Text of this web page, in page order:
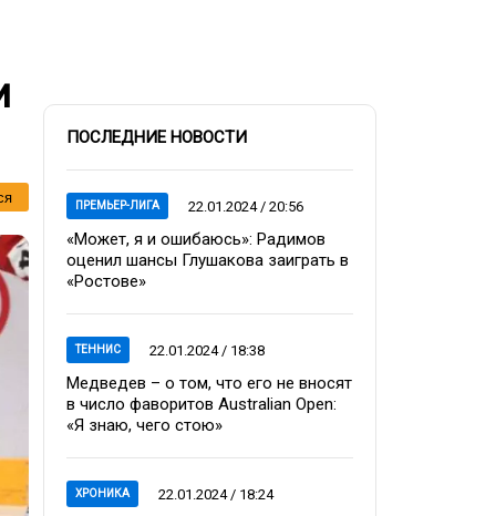
ПОСЛЕДНИЕ НОВОСТИ
ПРЕМЬЕР-ЛИГА 22.01.2024 / 20:56
«Может, я и ошибаюсь»: Радимов
оценил шансы Глушакова заиграть в
«Ростове»
ТЕННИС 22.01.2024 / 18:38
Медведев – о том, что его не вносят
в число фаворитов Australian Open:
«Я знаю, чего стою»
ХРОНИКА 22.01.2024 / 18:24